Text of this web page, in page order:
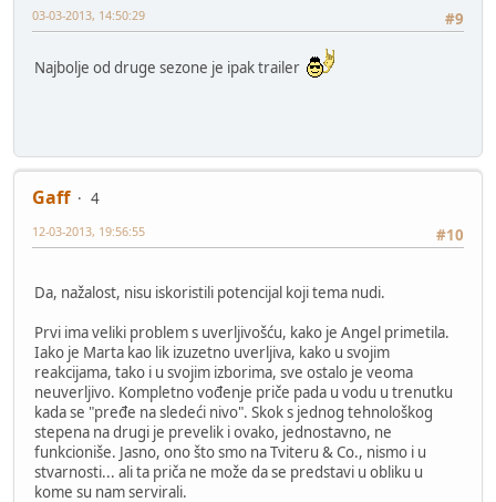
#9
03-03-2013, 14:50:29
Najbolje od druge sezone je ipak trailer
Gaff
4
#10
12-03-2013, 19:56:55
Da, nažalost, nisu iskoristili potencijal koji tema nudi.
Prvi ima veliki problem s uverljivošću, kako je Angel primetila.
Iako je Marta kao lik izuzetno uverljiva, kako u svojim
reakcijama, tako i u svojim izborima, sve ostalo je veoma
neuverljivo. Kompletno vođenje priče pada u vodu u trenutku
kada se "pređe na sledeći nivo". Skok s jednog tehnološkog
stepena na drugi je prevelik i ovako, jednostavno, ne
funkcioniše. Jasno, ono što smo na Tviteru & Co., nismo i u
stvarnosti... ali ta priča ne može da se predstavi u obliku u
kome su nam servirali.